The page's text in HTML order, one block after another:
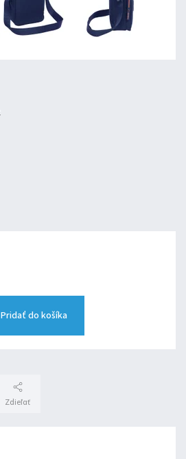
Pridať do košíka
Zdieľať